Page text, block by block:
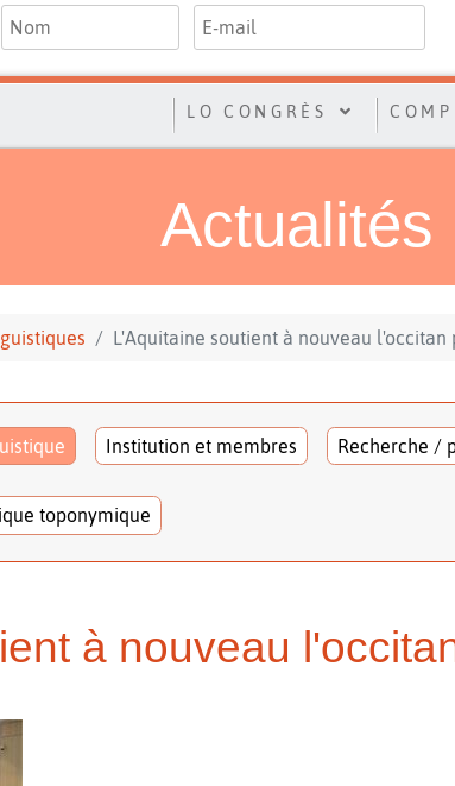
LO CONGRÈS
Actualités
L'Aquitaine soutient à nouveau l'occitan
Institution et membres Recherche /
toponymique
à nouveau